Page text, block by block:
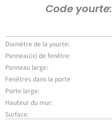
Code yourte:
Diamètre de la yourte:
Panneau(x) de fenêtre:
Panneau large:
Fenêtres dans la porte
Porte large:
Hauteur du mur:
Surface: